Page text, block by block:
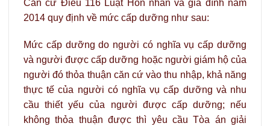
Căn cứ Điều 116 Luật Hôn nhân và gia đình năm
2014 quy định về mức cấp dưỡng như sau:
Mức cấp dưỡng do người có nghĩa vụ cấp dưỡng
và người được cấp dưỡng hoặc người giám hộ của
người đó thỏa thuận căn cứ vào thu nhập, khả năng
thực tế của người có nghĩa vụ cấp dưỡng và nhu
cầu thiết yếu của người được cấp dưỡng; nếu
không thỏa thuận được thì yêu cầu Tòa án giải